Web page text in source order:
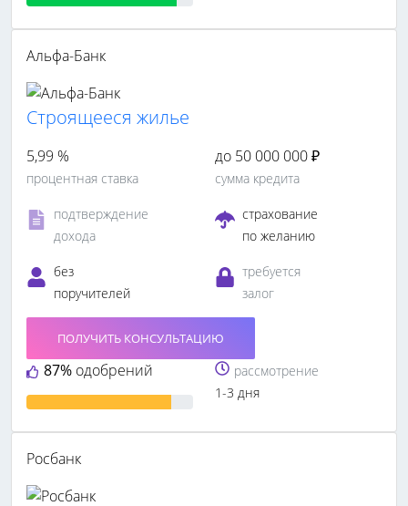
Альфа-Банк
Cтроящееся жилье
5,99 %
процентная ставка
до 50 000 000 ₽
сумма кредита
подтверждение
дохода
страхование
по желанию
без
поручителей
требуется
залог
87% одобрений
ПОЛУЧИТЬ КОНСУЛЬТАЦИЮ
рассмотрение
1-3 дня
Росбанк